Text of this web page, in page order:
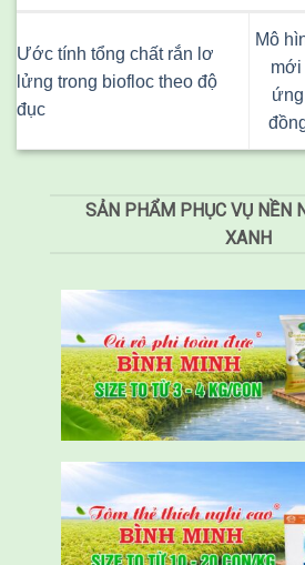
Ước tính tổng chất rắn lơ
lửng trong biofloc theo độ
đục
Mô
mới
SẢN PHẨM PHỤC VỤ NỀN
XANH